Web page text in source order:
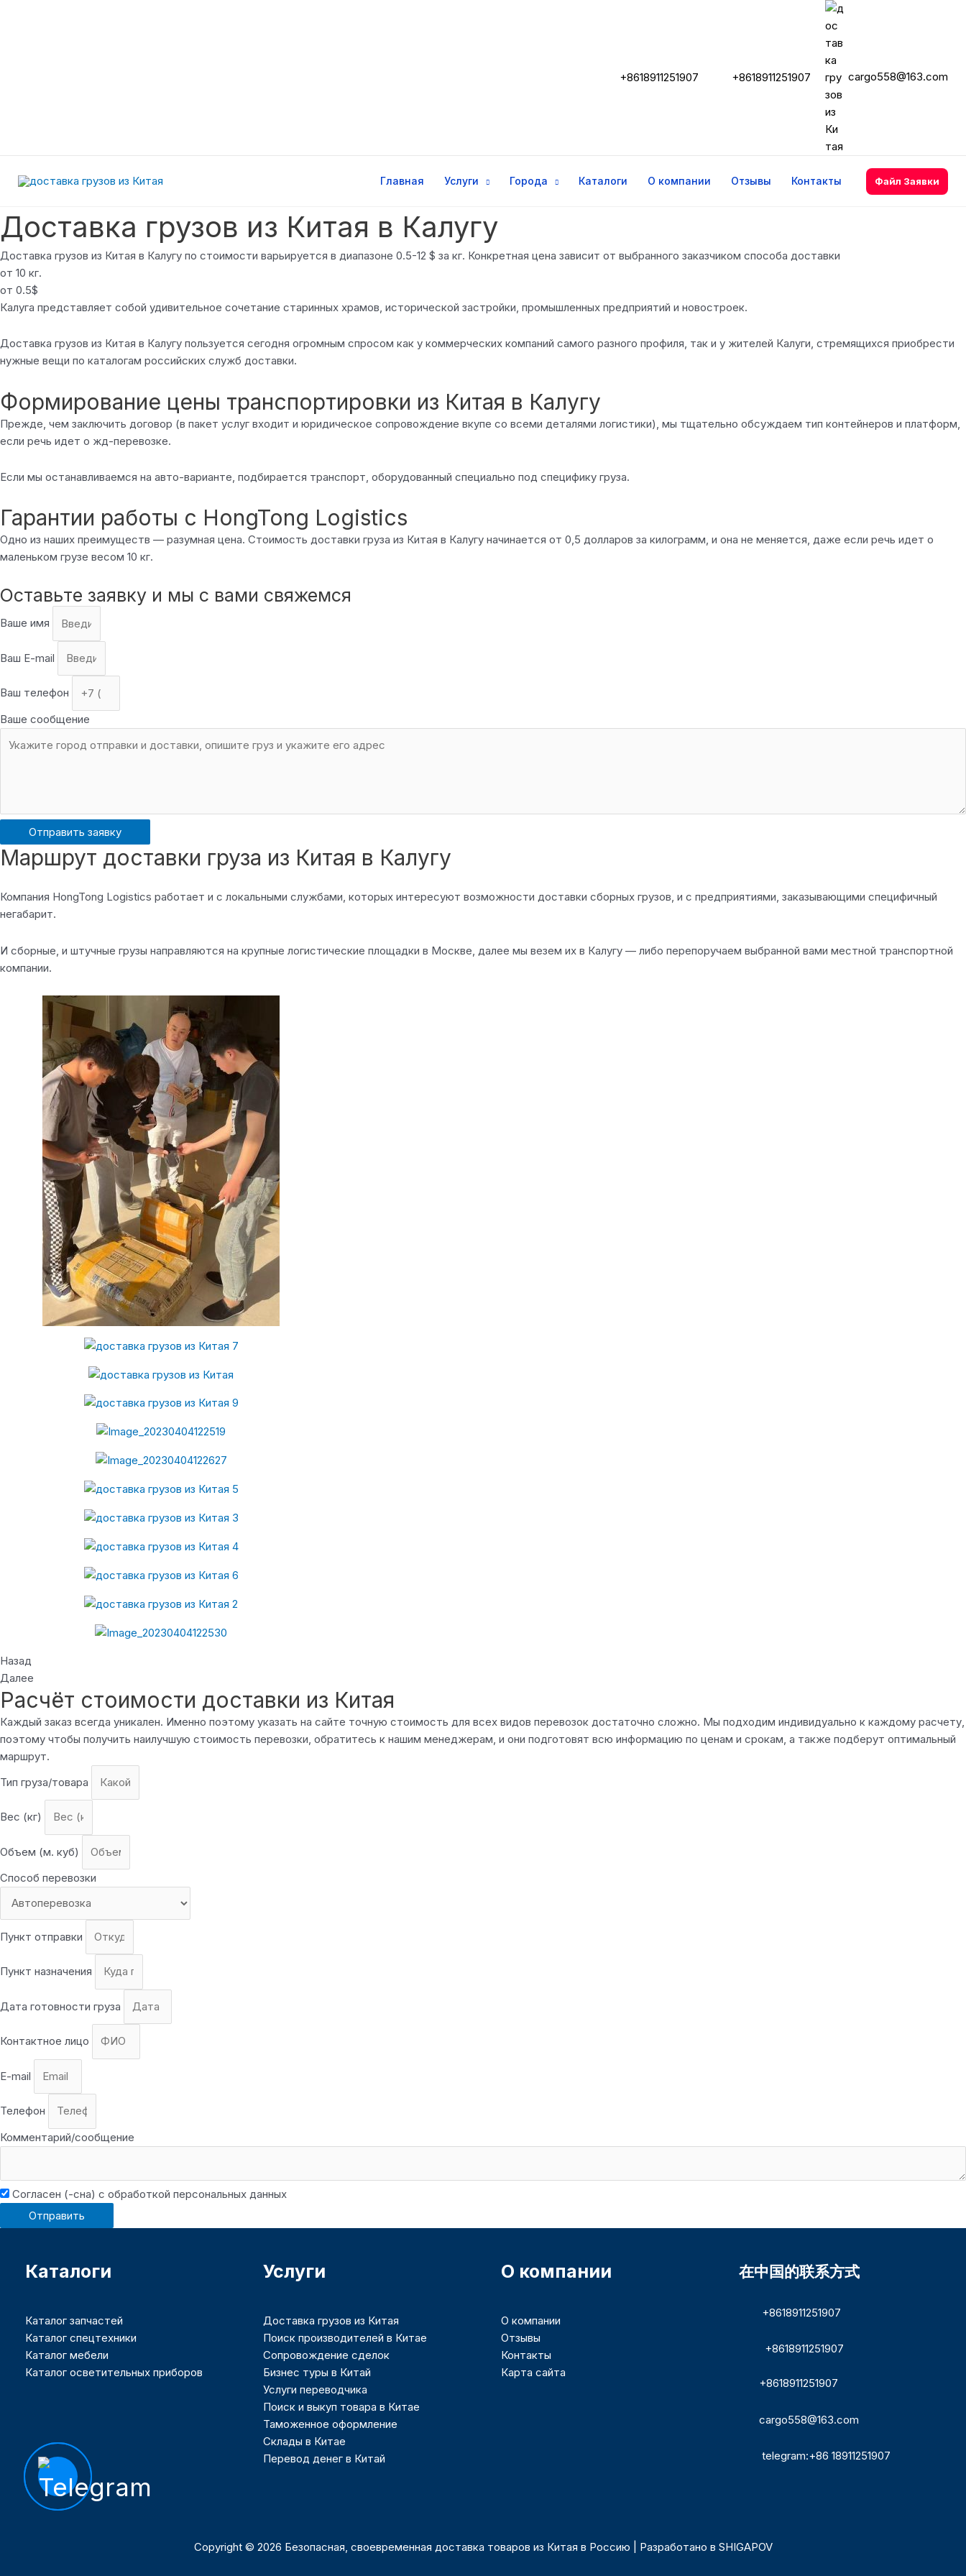
+8618911251907 +8618911251907 cargo558@163.com
Главная Услуги Города Каталоги О компании Отзывы Контакты Файл Заявки
Доставка грузов из Китая в Калугу
Доставка грузов из Китая в Калугу по стоимости варьируется в диапазоне 0.5-12 $ за кг. Конкретная цена зависит от выбранного заказчиком способа доставки
от 10 кг.
от 0.5$
Калуга представляет собой удивительное сочетание старинных храмов, исторической застройки, промышленных предприятий и новостроек.
Доставка грузов из Китая в Калугу пользуется сегодня огромным спросом как у коммерческих компаний самого разного профиля, так и у жителей Калуги, стремящихся приобрести
нужные вещи по каталогам российских служб доставки.
Формирование цены транспортировки из Китая в Калугу
Прежде, чем заключить договор (в пакет услуг входит и юридическое сопровождение вкупе со всеми деталями логистики), мы тщательно обсуждаем тип контейнеров и платформ,
если речь идет о жд-перевозке.
Если мы останавливаемся на авто-варианте, подбирается транспорт, оборудованный специально под специфику груза.
Гарантии работы с HongTong Logistics
Одно из наших преимуществ — разумная цена. Стоимость доставки груза из Китая в Калугу начинается от 0,5 долларов за килограмм, и она не меняется, даже если речь идет о
маленьком грузе весом 10 кг.
Оставьте заявку и мы с вами свяжемся
Ваше имя
Ваш E-mail
Ваш телефон
Ваше сообщение
Отправить заявку
Маршрут доставки груза из Китая в Калугу
Компания HongTong Logistics работает и с локальными службами, которых интересуют возможности доставки сборных грузов, и с предприятиями, заказывающими специфичный
негабарит.
И сборные, и штучные грузы направляются на крупные логистические площадки в Москве, далее мы везем их в Калугу — либо перепоручаем выбранной вами местной транспортной
компании.
Назад
Далее
Расчёт стоимости доставки из Китая
Каждый заказ всегда уникален. Именно поэтому указать на сайте точную стоимость для всех видов перевозок достаточно сложно. Мы подходим индивидуально к каждому расчету,
поэтому чтобы получить наилучшую стоимость перевозки, обратитесь к нашим менеджерам, и они подготовят всю информацию по ценам и срокам, а также подберут оптимальный
маршрут.
Тип груза/товара
Вес (кг)
Объем (м. куб)
Способ перевозки
Пункт отправки
Пункт назначения
Дата готовности груза
Контактное лицо
E-mail
Телефон
Комментарий/сообщение
Согласен (-сна) с обработкой персональных данных
Отправить
Каталоги
Каталог запчастей
Каталог спецтехники
Каталог мебели
Каталог осветительных приборов
Услуги
Доставка грузов из Китая
Поиск производителей в Китае
Сопровождение сделок
Бизнес туры в Китай
Услуги переводчика
Поиск и выкуп товара в Китае
Таможенное оформление
Склады в Китае
Перевод денег в Китай
О компании
О компании
Отзывы
Контакты
Карта сайта
在中国的联系方式
+8618911251907
+8618911251907
+8618911251907
cargo558@163.com
telegram:+86 18911251907
Copyright © 2026 Безопасная, своевременная доставка товаров из Китая в Россию | Разработано в SHIGAPOV